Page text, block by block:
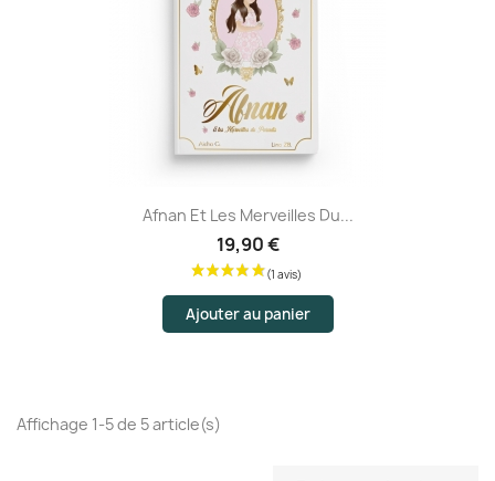
Afnan Et Les Merveilles Du...
19,90 €
Ajouter au panier
Affichage 1-5 de 5 article(s)